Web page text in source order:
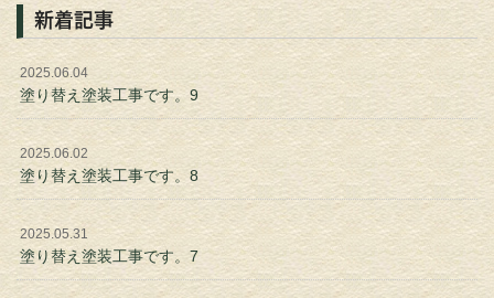
新着記事
2025.06.04
塗り替え塗装工事です。9
2025.06.02
塗り替え塗装工事です。8
2025.05.31
塗り替え塗装工事です。7